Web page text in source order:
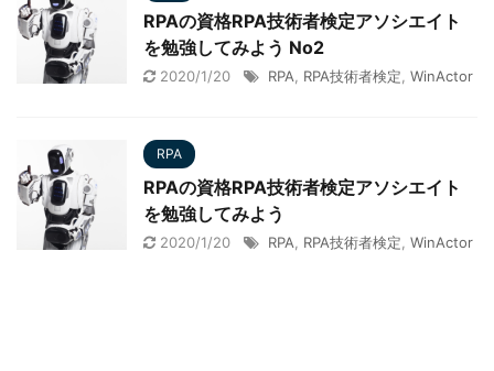
RPAの資格RPA技術者検定アソシエイト
を勉強してみよう No2
2020/1/20 RPA RPA技術者検定 WinActor
RPA
RPAの資格RPA技術者検定アソシエイト
を勉強してみよう
2020/1/20 RPA RPA技術者検定 WinActor